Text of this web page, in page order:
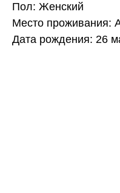
Пол: Женский
Место проживания:
Дата рождения: 26